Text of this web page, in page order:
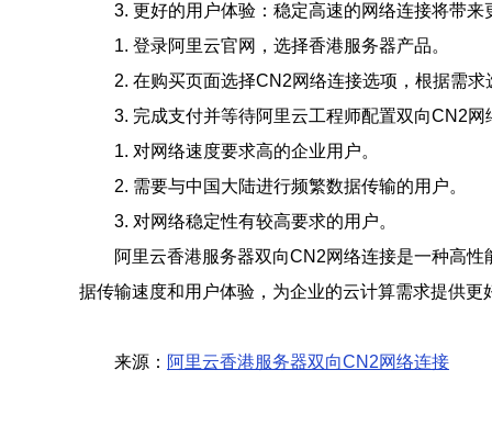
3. 更好的用户体验：稳定高速的网络连接将带
1. 登录阿里云官网，选择香港服务器产品。
2. 在购买页面选择CN2网络连接选项，根据需求
3. 完成支付并等待阿里云工程师配置双向CN2网
1. 对网络速度要求高的企业用户。
2. 需要与中国大陆进行频繁数据传输的用户。
3. 对网络稳定性有较高要求的用户。
阿里云香港服务器双向CN2网络连接是一种高
据传输速度和用户体验，为企业的云计算需求提供更
来源： 阿里云香港服务器双向CN2网络连接